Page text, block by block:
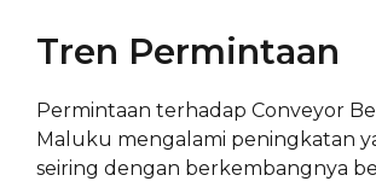
Tren Permintaan
Permintaan terhadap Conveyor
Maluku mengalami peningkatan
seiring dengan berkembangnya